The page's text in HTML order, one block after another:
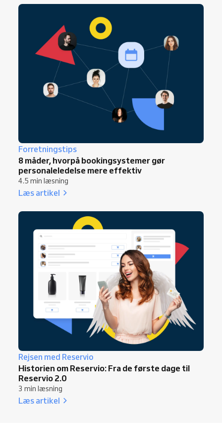
Forretningstips
8 måder, hvorpå bookingsystemer gør
personaleledelse mere effektiv
4.5 min læsning
Læs artikel
Rejsen med Reservio
Historien om Reservio: Fra de første dage til
Reservio 2.0
3 min læsning
Læs artikel